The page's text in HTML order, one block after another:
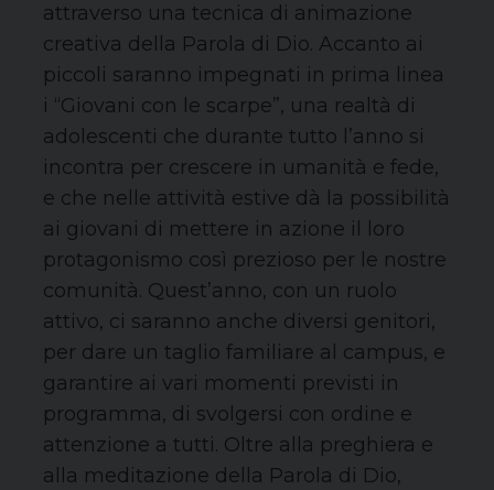
attraverso una tecnica di animazione
creativa della Parola di Dio. Accanto ai
piccoli saranno impegnati in prima linea
i “Giovani con le scarpe”, una realtà di
adolescenti che durante tutto l’anno si
incontra per crescere in umanità e fede,
e che nelle attività estive dà la possibilità
ai giovani di mettere in azione il loro
protagonismo così prezioso per le nostre
comunità. Quest’anno, con un ruolo
attivo, ci saranno anche diversi genitori,
per dare un taglio familiare al campus, e
garantire ai vari momenti previsti in
programma, di svolgersi con ordine e
attenzione a tutti. Oltre alla preghiera e
alla meditazione della Parola di Dio,